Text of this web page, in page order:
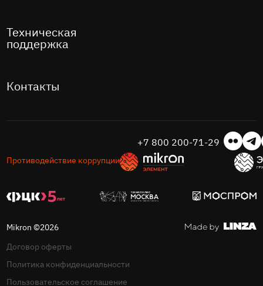
Техническая
поддержка
Контакты
Противодействие коррупции
+7 800 200-71-29
Mikron ©2026
Договор оферты
Политика конфиденциальности
Пользовательское соглашение